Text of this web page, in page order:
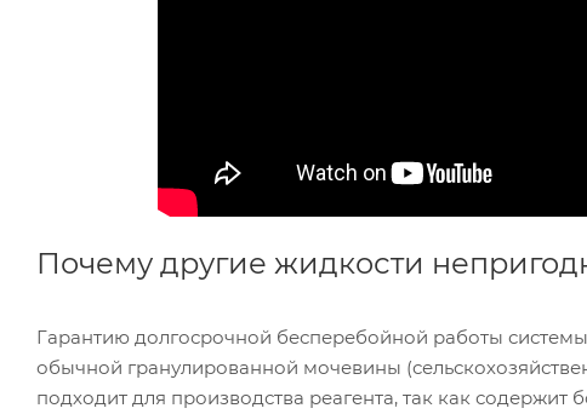
Почему другие жидкости
Гарантию долгосрочной бесперебойной работы
обычной гранулированной мочевины
подходит для производства реагента, так как